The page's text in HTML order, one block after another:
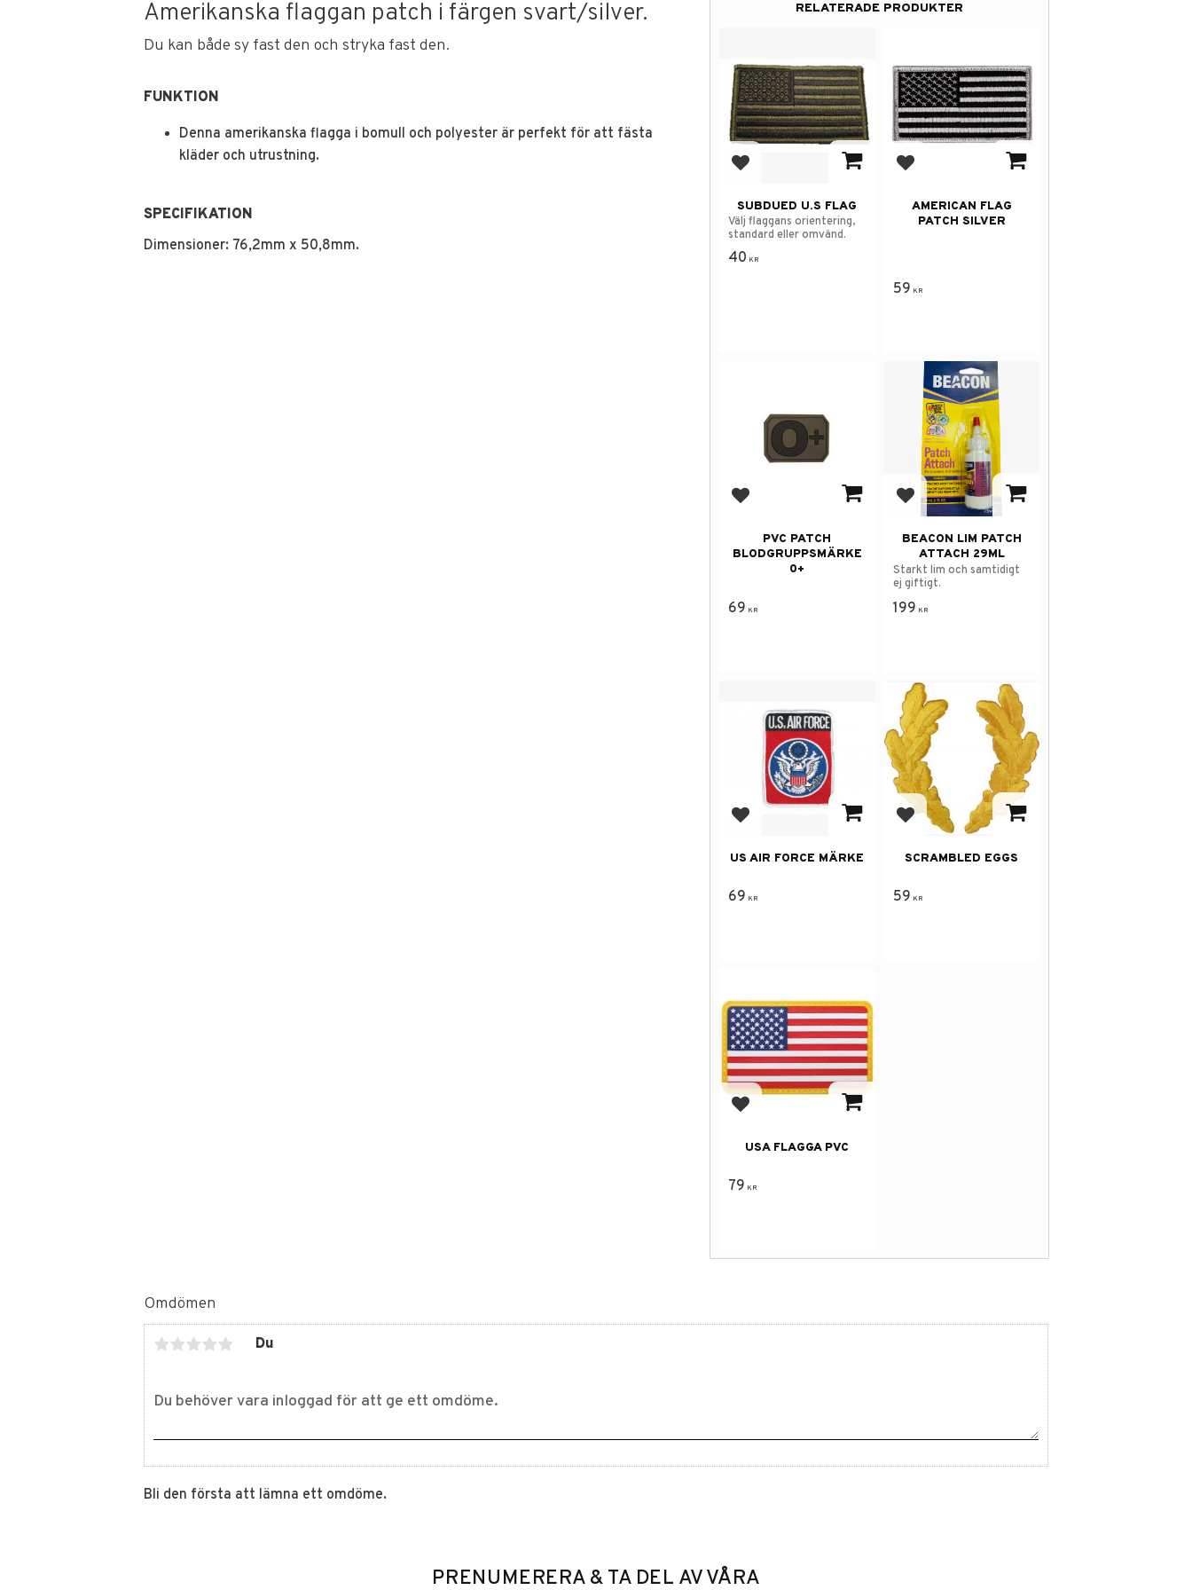
Amerikanska flaggan patch i färgen svart/silver.
Du kan både sy fast den och stryka fast den.
FUNKTION
Denna amerikanska flagga i bomull och polyester är perfekt för att fästa
kläder och utrustning.
SPECIFIKATION
Dimensioner: 76,2mm x 50,8mm.
Omdömen
Du
Bli den första att lämna ett omdöme.
RELATERADE PRODUKTER
Lägg till i favoriter
SUBDUED U.S FLAG
Välj flaggans orientering,
standard eller omvänd.
40 KR
Lägg till i favoriter
AMERICAN FLAG
PATCH SILVER
59 KR
Lägg till i favoriter
PVC PATCH
BLODGRUPPSMÄRKE
0+
69 KR
Lägg till i favoriter
BEACON LIM PATCH
ATTACH 29ML
Starkt lim och samtidigt
ej giftigt.
199 KR
Lägg till i favoriter
US AIR FORCE MÄRKE
69 KR
Lägg till i favoriter
SCRAMBLED EGGS
59 KR
Lägg till i favoriter
USA FLAGGA PVC
79 KR
PRENUMERERA & TA DEL AV VÅRA